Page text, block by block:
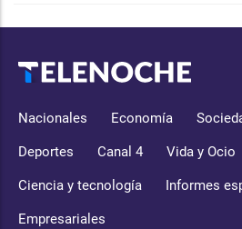
Nacionales Economía
Deportes Canal 4 Vida y Ocio
Ciencia y tecnología Informes
Empresariales